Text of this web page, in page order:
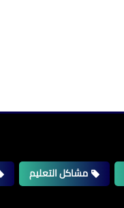
مشاكل التعليم